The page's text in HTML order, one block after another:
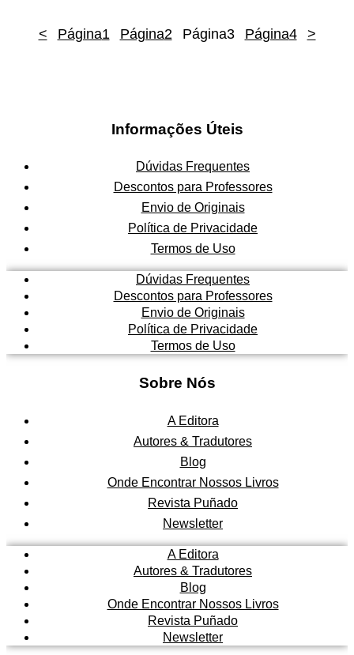
< Página1 Página2 Página3 Página4 >
Informações Úteis
Dúvidas Frequentes
Descontos para Professores
Envio de Originais
Política de Privacidade
Termos de Uso
Dúvidas Frequentes
Descontos para Professores
Envio de Originais
Política de Privacidade
Termos de Uso
Sobre Nós
A Editora
Autores & Tradutores
Blog
Onde Encontrar Nossos Livros
Revista Puñado
Newsletter
A Editora
Autores & Tradutores
Blog
Onde Encontrar Nossos Livros
Revista Puñado
Newsletter